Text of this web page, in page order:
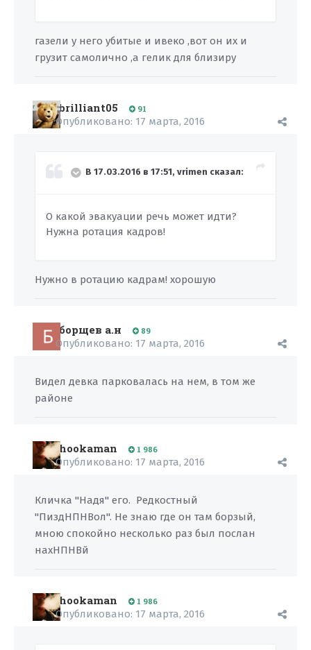
газели у него убитые и ивеко ,вот он их и
грузит самолично ,а гелик для близиру
brilliant05 91
Опубликовано: 17 марта, 2016
В 17.03.2016 в 17:51, vrimen сказал:
О какой эвакуации речь может идти?
Нужна ротация кадров!
Нужно в ротацию кадрам! хорошую
борщев а.н 89
Опубликовано: 17 марта, 2016
Видел девка парковалась на нем, в том же
районе
hookaman 1 986
Опубликовано: 17 марта, 2016
Кличка "Надя" его. Редкостный
"ПиздНПНВол". Не знаю где он там борзый,
мною спокойно несколько раз был послан
нахНПНВй
hookaman 1 986
Опубликовано: 17 марта, 2016